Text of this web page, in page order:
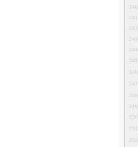
240
241
242
243
244
245
246
247
248
249
250
251
252